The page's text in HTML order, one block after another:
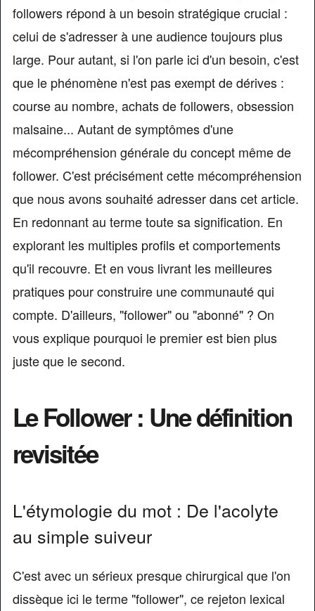
followers répond à un besoin stratégique crucial :
celui de s'adresser à une audience toujours plus
large. Pour autant, si l'on parle ici d'un besoin, c'est
que le phénomène n'est pas exempt de dérives :
course au nombre, achats de followers, obsession
malsaine... Autant de symptômes d'une
mécompréhension générale du concept même de
follower. C'est précisément cette mécompréhension
que nous avons souhaité adresser dans cet article.
En redonnant au terme toute sa signification. En
explorant les multiples profils et comportements
qu'il recouvre. Et en vous livrant les meilleures
pratiques pour construire une communauté qui
compte. D'ailleurs, "follower" ou "abonné" ? On
vous explique pourquoi le premier est bien plus
juste que le second.
Le Follower : Une définition
revisitée
L'étymologie du mot : De l'acolyte
au simple suiveur
C'est avec un sérieux presque chirurgical que l'on
dissèque ici le terme "follower", ce rejeton lexical